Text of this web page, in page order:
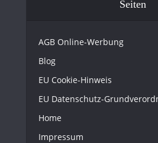
Seiten
AGB Online-Werbung
Blog
EU Cookie-Hinweis
EU Datenschutz-
Home
Impressum